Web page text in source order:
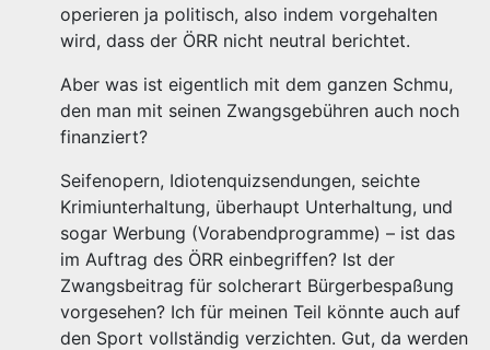
operieren ja politisch, also indem vorgehalten
wird, dass der ÖRR nicht neutral berichtet.
Aber was ist eigentlich mit dem ganzen Schmu,
den man mit seinen Zwangsgebühren auch noch
finanziert?
Seifenopern, Idiotenquizsendungen, seichte
Krimiunterhaltung, überhaupt Unterhaltung, und
sogar Werbung (Vorabendprogramme) – ist das
im Auftrag des ÖRR einbegriffen? Ist der
Zwangsbeitrag für solcherart Bürgerbespaßung
vorgesehen? Ich für meinen Teil könnte auch auf
den Sport vollständig verzichten. Gut, da werden